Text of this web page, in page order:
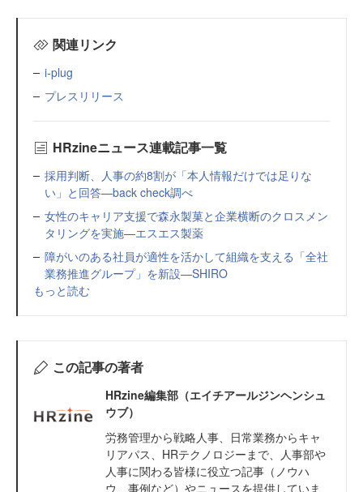
関連リンク
i-plug
プレスリリース
HRzineニュース連載記事一覧
採用判断、人事の約8割が「本人情報だけでは足りな
い」と回答—back check調べ
女性のキャリア支援で森永製菓と企業横断のクロスメン
タリングを実施—エスエス製薬
障がいのある社員が適性を活かして組織を支える「全社
業務推進グループ」を新設—SHIRO
もっと読む
この記事の著者
HRzine編集部（エイチアールジンヘンシュ
ウブ）
労務管理から戦略人事、日常業務からキャ
リアパス、HRテクノロジーまで、人事部や
人事に関わる皆様に役立つ記事（ノウハ
ウ、事例など）やニュースを提供していま